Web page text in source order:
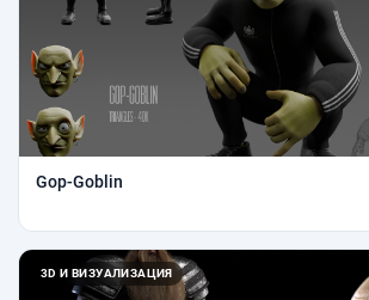
Gop-Goblin
3D И ВИЗУАЛИЗАЦИЯ